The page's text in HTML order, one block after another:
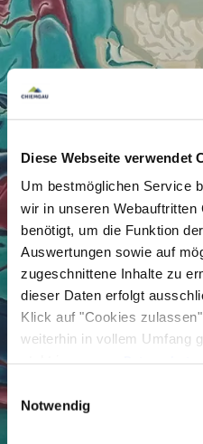
Diese Webseite verwendet
Um bestmöglichen Service
wir in unseren
benötigt, um die Funktion
Auswertungen sowie auf
zugeschnittene Inhalte zu
dieser Daten erfolgt
Klick auf "Cookies
weiterhin in vollem Umfang
steht in unserer
gelistet.
Einwilligungsauswahl
Notwendig
behandeln die
Widersprüchliche, das
das Mehrdeutige. Die
Offenheit für
verschiedenen
angenähert, was sich
Ausstellungsdauer
25. September 2026 bis
Öffnungszeiten
Eintritt frei.